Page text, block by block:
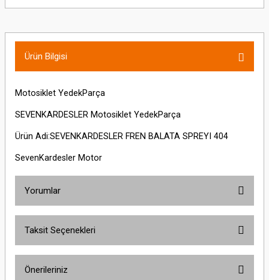
Ürün Bilgisi
Motosiklet YedekParça
SEVENKARDESLER Motosiklet YedekParça
Ürün Adi:SEVENKARDESLER FREN BALATA SPREYI 404
SevenKardesler Motor
Yorumlar
Taksit Seçenekleri
Önerileriniz